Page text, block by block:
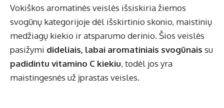
Vokiškos aromatinės veislės išsiskiria žiemos
svogūnų kategorijoje dėl išskirtinio skonio, maistinių
medžiagų kiekio ir atsparumo derinio. Šios veislės
pasižymi dideliais, labai aromatiniais svogūnais su
padidintu vitamino C kiekiu, todėl jos yra
maistingesnės už įprastas veisles.